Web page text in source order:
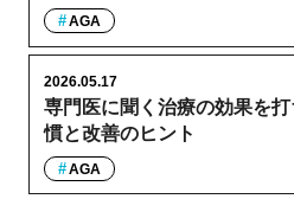
AGA
専門医に聞く治療の効果を
慣と改善のヒント
2026.05.17
AGA